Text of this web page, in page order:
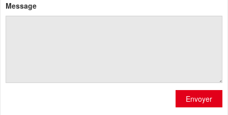
Message
Envoyer